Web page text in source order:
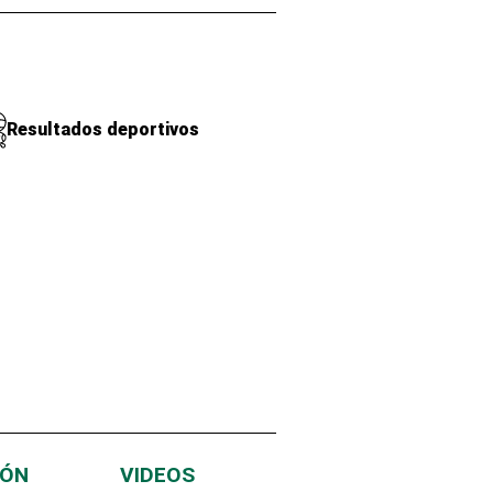
Resultados deportivos
VIDEOS